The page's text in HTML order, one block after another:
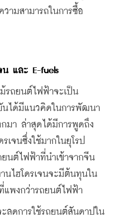
ามสามารถในการซื้อ
น และ E-fuels
ถยนต์ไฟฟ้าจะเป็น
ได้มีแนวคิดในการพัฒนา
มา ล่าสุดได้มีการพูดถึง
เจนซึ่งใช้มากในยุโรป
ยนต์ไฟฟ้าที่นำเข้าจากจีน
ไฮโดรเจนจะมีต้นทุนใน
แพงกว่ารถยนต์ไฟฟ้า
ดการใช้รถยนต์สันดาปใน